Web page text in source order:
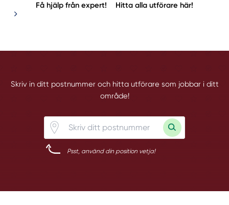
Få hjälp från expert! Hitta alla utförare här!
Skriv in ditt postnummer och hitta utförare som jobbar i ditt
område!
Psst, använd din position vetja!